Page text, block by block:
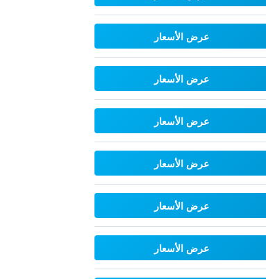
عرض الأسعار
عرض الأسعار
عرض الأسعار
عرض الأسعار
عرض الأسعار
عرض الأسعار